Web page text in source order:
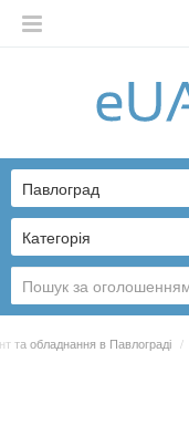
Українська
Категорія
Павлоград
та обладнання в Павлограді /